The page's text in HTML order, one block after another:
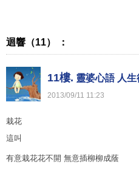
迴響（11） ：
11樓. 靈婆心語 人生
2013/09/11 11 :23
栽花
這叫
有意栽花花不開 無意插柳柳成蔭